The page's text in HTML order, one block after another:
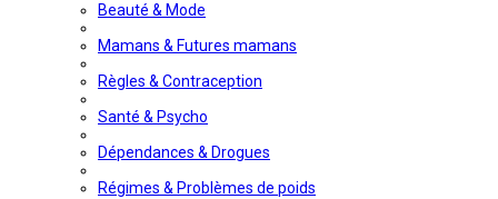
Beauté & Mode
Mamans & Futures mamans
Règles & Contraception
Santé & Psycho
Dépendances & Drogues
Régimes & Problèmes de poids